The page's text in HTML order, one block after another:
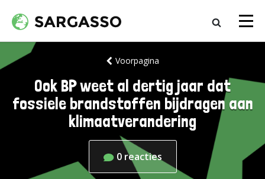
Voorpagina
Ook BP weet al dertig jaar dat
fossiele brandstoffen bijdragen aan
klimaatverandering
0 reacties